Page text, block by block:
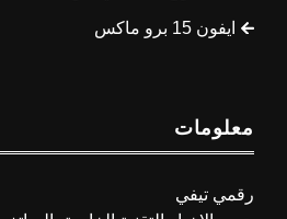
ايفون 15 برو ماكس
معلومات
رقمي تيفي